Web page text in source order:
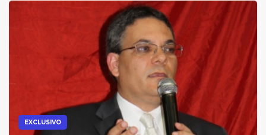
EXCLUSIVO